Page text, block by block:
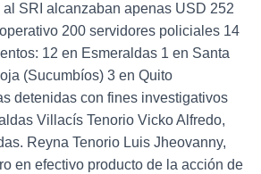
SRI alcanzaban apenas USD 252
200 servidores policiales 14
12 en Esmeraldas 1 en Santa
(Sucumbíos) 3 en Quito
detenidas con fines investigativos
Villacís Tenorio Vicko Alfredo,
Reyna Tenorio Luis Jheovanny,
en efectivo producto de la acción de